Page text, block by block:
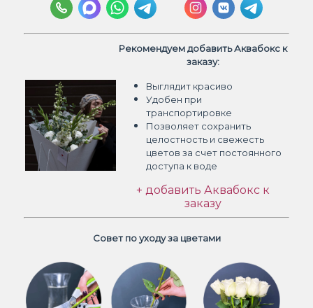
Рекомендуем добавить Аквабокс к
заказу:
Выглядит красиво
Удобен при
транспортировке
Позволяет сохранить
целостность и свежесть
цветов за счет постоянного
доступа к воде
+ добавить Аквабокс к
заказу
Совет по уходу за цветами